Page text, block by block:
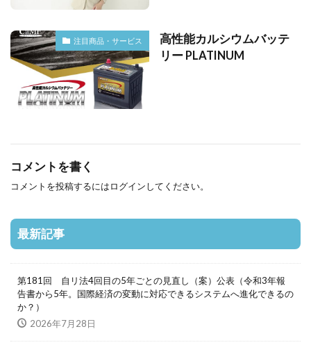
注目商品・サービス
高性能カルシウムバッテ
リー PLATINUM
コメントを書く
コメントを投稿するにはログインしてください。
最新記事
第181回 自リ法4回目の5年ごとの見直し（案）公表（令和3年報
告書から5年。国際経済の変動に対応できるシステムへ進化できるの
か？）
2026年7月28日